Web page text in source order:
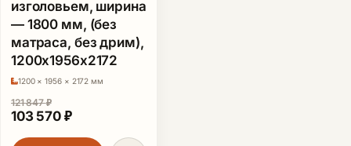
изголовьем, ширина
— 1800 мм, (без
матраса, без дрим),
1200x1956x2172
1200 × 1956 × 2172 мм
121 847₽
Первоначальная цена составляла 121 847 ₽.
103 570 ₽Текущая цена: 103 570 ₽.